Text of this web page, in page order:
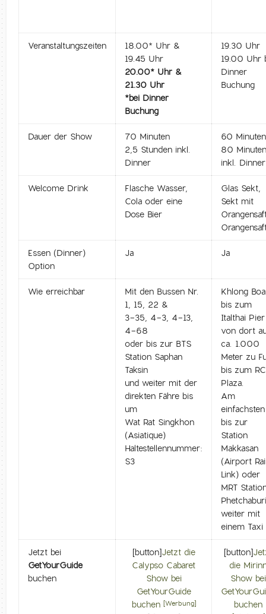
Veranstaltungszeiten
18.00* Uhr &
19.45 Uhr
20.00* Uhr &
21.30 Uhr
*bei Dinner
Buchung
19.30 Uhr
19.00 Uhr
Dinner
Buchung
Dauer der Show
70 Minuten
2,5 Stunden inkl.
Dinner
60 Minuten
80
inkl. Dinner
Welcome Drink
Flasche Wasser,
Cola oder eine
Dose Bier
Glas Sekt,
Sekt mit
Essen (Dinner)
Option
Ja Ja
Wie erreichbar
Mit den Bussen Nr.
1, 15, 22 &
3-35, 4-3, 4-13,
4-68
oder bis zur BTS
Station Saphan
Taksin
und weiter mit der
direkten Fähre bis
um
Wat Rat Singkhon
(Asiatique)
Haltestellennummer:
S3
Khlong
bis zum
Italthai Pier
von dort
ca. 1.000
Meter zu
bis zum
Plaza.
Am
einfachsten
bis zur
Station
Makkasan
(Airport
Link) oder
MRT
weiter mit
einem Taxi
Jetzt bei
GetYourGuide
buchen
[button]Jetzt die
Calypso Cabaret
Show bei
GetYourGuide
buchen
[Werbung]
[button]
die
Show bei
buchen